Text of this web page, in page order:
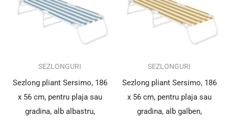
SEZLONGURI
Sezlong pliant Sersimo, 186
x 56 cm, pentru plaja sau
gradina, alb albastru,
SEZLONGURI
Sezlong pliant Sersimo, 186
x 56 cm, pentru plaja sau
gradina, alb galben,